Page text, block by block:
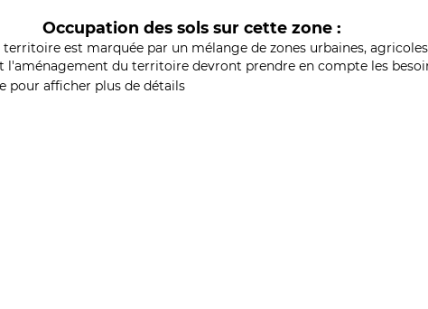
Occupation des sols sur cette zone :
est marquée par un mélange de zones urbaines,
du territoire devront prendre en compte les
pour afficher plus de détails